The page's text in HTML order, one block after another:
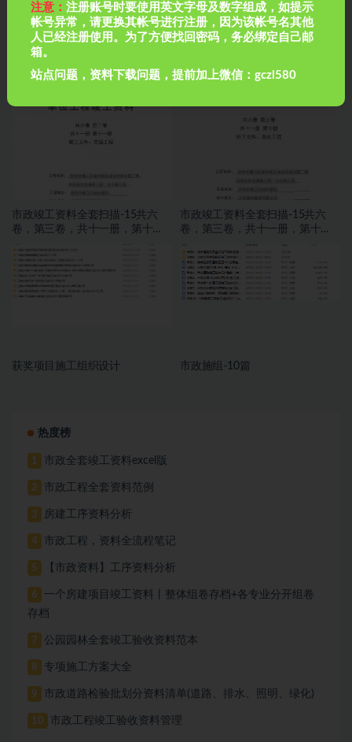
19卷12第三卷 施工试验记录及检
卷，第三卷，共十一册，第十一
市政竣工资料全套扫描-15共六
卷，第三卷，共十一册，第十
市政竣工资料全套扫描-15共六
卷，第三卷，共十一册，第十
册，施工文件，亮化工程
获奖项目施工组织设计 市政施组-10篇
热度榜
1 市政全套竣工资料excel版
2 市政工程全套资料范例
3 房建工序资料分析
4 市政工程，资料全流程笔记
5 【市政资料】工序资料分析
6
一个房建项目竣工资料丨整体组卷存档+各专业分开组卷
存档
7 公园园林全套竣工验收资料范本
8 专项施工方案大全
9 市政道路检验批划分资料清单(道路、排水、照明、绿化)
10 市政工程竣工验收资料管理
注意：注册账号时要使用英文字母及数字组成，如提示
帐号异常，请更换其帐号进行注册，因为该帐号名其他
人已经注册使用。为了方便找回密码，务必绑定自己邮
箱。
站点问题，资料下载问题，提前加上微信：gczl580